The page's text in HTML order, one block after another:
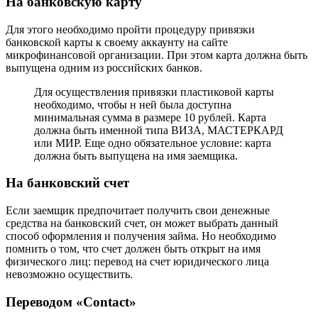
Для этого необходимо пройти процедуру привязки
банковской карты к своему аккаунту на сайте
микрофинансовой организации. При этом карта должна быть
выпущена одним из российских банков.
Для осуществления привязки пластиковой карты
необходимо, чтобы н ней была доступна
минимальная сумма в размере 10 рублей. Карта
должна быть именной типа ВИЗА, МАСТЕРКАРД
или МИР. Еще одно обязательное условие: карта
должна быть выпущена на имя заемщика.
На банковский счет
Если заемщик предпочитает получить свои денежные
средства на банковский счет, он может выбрать данный
способ оформления и получения займа. Но необходимо
помнить о том, что счет должен быть открыт на имя
физического лиц: перевод на счет юридического лица
невозможно осуществить.
Переводом «Contact»